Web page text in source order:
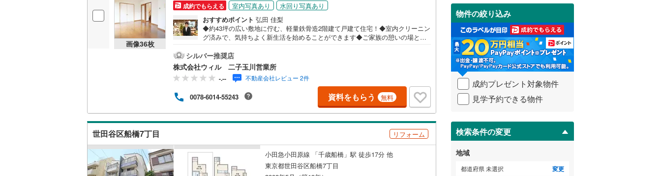
画像36枚
成約でもらえる 室内写真あり
水回り写真あり
おすすめポイント 弘田 佳梨
◆約43坪の広い敷地に佇む、軽量鉄骨造2階建て戸建て住宅！◆室内クリーニン
グ済みで、気持ちよく新生活を始めることができます◆ご家族の憩いの場とな
付きの趣ある空間！◆主寝室ゆったり約9帖、ベッドを置いてもゆとりがありま
す！◆全居室収納付き、うち1か所はWICでお部屋もすっきり！◆納戸もあり大
きな物も収納できます！◆住環境に配慮された第一種低層住居専用地域の閑静
な住宅街！◆前面道路幅員にゆとりがあれば、車庫入れもスムーズに行えそう
ですね！【営業時間 10:00～19:00】上記時間はお電話が繋がりやすくなってお
ります。ぜひお気軽にご連絡下さい！現地を見学される場合は「室内・現地を
見学する（無料）」ボタンよりご希望の日時をご記入いただけますとスムーズ
にご案内が可能です。【ウィル不動産販売はここが強み】（1）住宅ローンに精
通しており、社内にローン専門部署があります！（2）施工実績多数のリフォー
シルバー推奨店
株式会社ウィル 二子玉川営業所
-.-- 不動産会社レビュー 2件
0078-6014-55243 資料をもらう 無料
世田谷区船橋7丁目 リフォーム
小田急小田原線 「千歳船橋」駅 徒歩17分 他
東京都世田谷区船橋7丁目
受
け
取
る
・
条
件
を
イ
ペ
ジ
に
保
存
す
る
物件の絞り込み
成約プレゼント対象物件
見学予約できる物件
検索条件の変更
地域
都道府県 未選択 変更
飯山線(0) 越後線 弥彦線( 0)
湘南新宿ライン（宇都宮～逗子）
(1)
湘南新宿ライン（前橋～小田原）
(1)
総武本線(0)
外房線(0) 京葉線(0)
成田線
(0 久留里線(0)
東金線(0 ) 東海道本線( 0) 山手線
鶴見線(0)
横須賀線(1)
相模線(0) 中央本線（JR東日本）(0)
五日市線 (0) 八高線 小海線(0)
配置、向き、建ち方、日当たり
前道6m以上（16） 角地（0） 南道路（4）
LD
リビングダイニング15畳以上
独立型キッチン（5） 対面キッチン（26）
販売、価格、契約、入居関連など